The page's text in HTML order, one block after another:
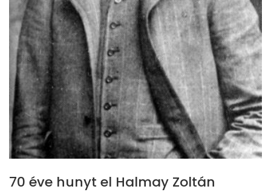
70 éve hunyt el Halmay Zoltán